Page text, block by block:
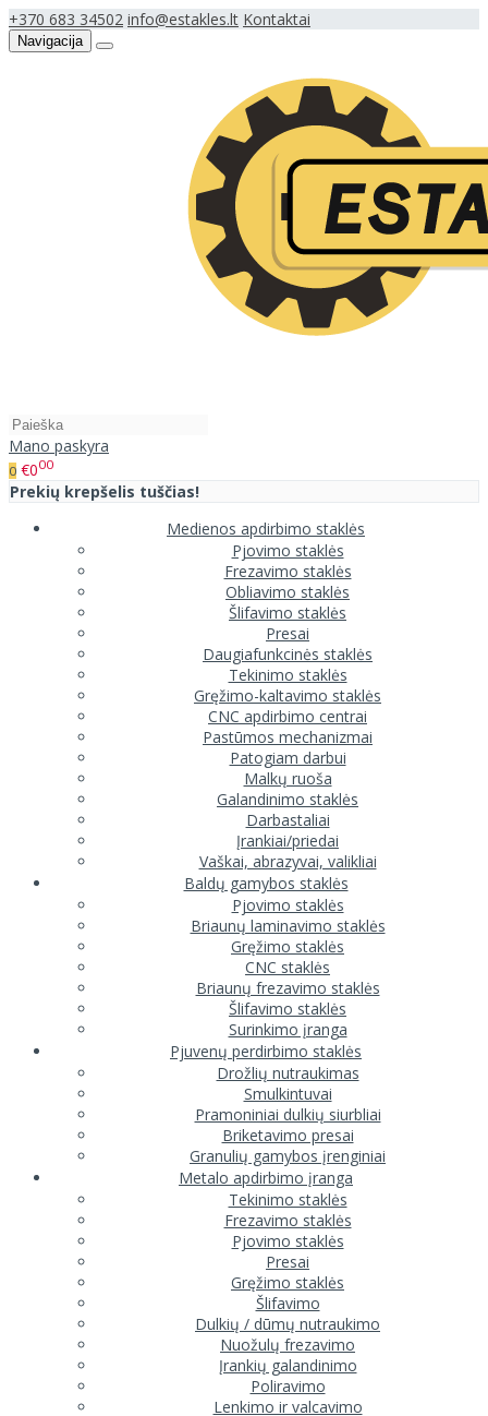
+370 683 34502 info@estakles.lt Kontaktai
Navigacija
Mano paskyra
0 €000
Prekių krepšelis tuščias!
Medienos apdirbimo staklės
Pjovimo staklės
Frezavimo staklės
Obliavimo staklės
Šlifavimo staklės
Presai
Daugiafunkcinės staklės
Tekinimo staklės
Gręžimo-kaltavimo staklės
CNC apdirbimo centrai
Pastūmos mechanizmai
Patogiam darbui
Malkų ruoša
Galandinimo staklės
Darbastaliai
Įrankiai/priedai
Vaškai, abrazyvai, valikliai
Baldų gamybos staklės
Pjovimo staklės
Briaunų laminavimo staklės
Gręžimo staklės
CNC staklės
Briaunų frezavimo staklės
Šlifavimo staklės
Surinkimo įranga
Pjuvenų perdirbimo staklės
Drožlių nutraukimas
Smulkintuvai
Pramoniniai dulkių siurbliai
Briketavimo presai
Granulių gamybos įrenginiai
Metalo apdirbimo įranga
Tekinimo staklės
Frezavimo staklės
Pjovimo staklės
Presai
Gręžimo staklės
Šlifavimo
Dulkių / dūmų nutraukimo
Nuožulų frezavimo
Įrankių galandinimo
Poliravimo
Lenkimo ir valcavimo